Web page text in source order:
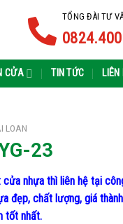
TỔNG ĐÀI TƯ
CỬA TIN TỨC LIÊN
LOAN
23
cửa nhựa thì liên hệ tại
đẹp, chất lượng, giá
tốt nhất.